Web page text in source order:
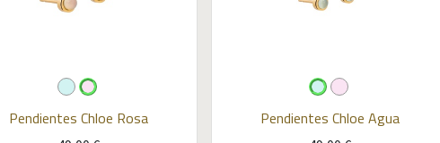
Pendientes Chloe Rosa Pendientes Chloe Agua